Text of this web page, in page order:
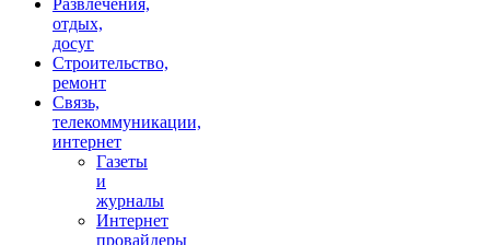
отдых,
досуг
Строительство,
ремонт
Связь,
телекоммуникации,
интернет
Газеты
и
журналы
Интернет
провайдеры